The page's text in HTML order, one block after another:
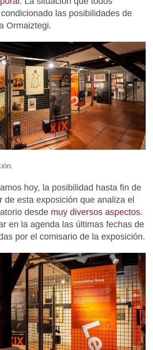
las posibilidades de
Ormaiztegi.
hoy, la posibilidad hasta fin de
de esta exposición que analiza el
desde muy diversos aspectos.
en la agenda las últimas fechas de
por el comisario de la exposición.